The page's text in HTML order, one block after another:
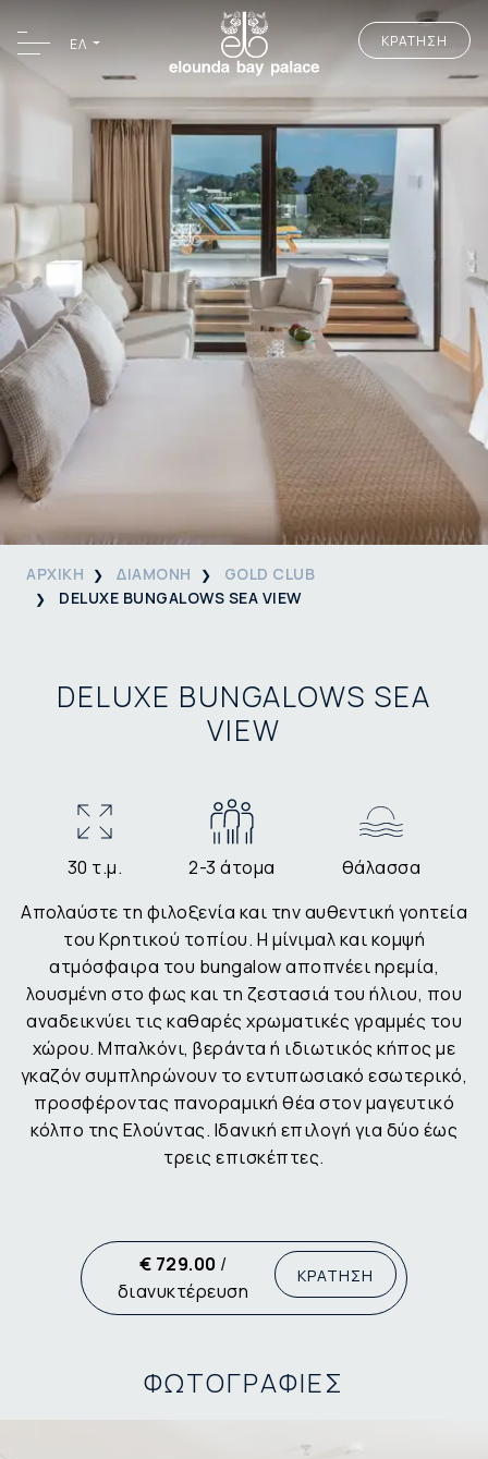
ΕΛ ΚΡΑΤΗΣΗ
ΑΡΧΙΚΗ ΔΙΑΜΟΝΗ
GOLD CLUB
DELUXE BUNGALOWS SEA VIEW
DELUXE BUNGALOWS SEA
VIEW
30 τ.μ. 2-3 άτομα
θάλασσα
Απολαύστε τη φιλοξενία και την αυθεντική γοητεία
του Κρητικού τοπίου. Η μίνιμαλ και κομψή
ατμόσφαιρα του bungalow αποπνέει ηρεμία,
λουσμένη στο φως και τη ζεστασιά του ήλιου, που
αναδεικνύει τις καθαρές χρωματικές γραμμές του
χώρου. Μπαλκόνι, βεράντα ή ιδιωτικός κήπος με
γκαζόν συμπληρώνουν το εντυπωσιακό εσωτερικό,
προσφέροντας πανοραμική θέα στον μαγευτικό
κόλπο της Ελούντας. Ιδανική επιλογή για δύο έως
τρεις επισκέπτες.
€ 729.00 /
διανυκτέρευση
ΚΡΑΤΗΣΗ
ΦΩΤΟΓΡΑΦΙΕΣ